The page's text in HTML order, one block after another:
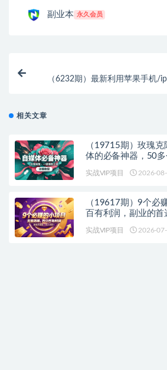
副业本 永久会员
（6232期）最新利用苹果手机/
相关文章
（19715期）玫瑰
体的必备神器，50
实战VIP项目 2026-08-
（19617期）9个必
百有利润，副业的
实战VIP项目 2026-